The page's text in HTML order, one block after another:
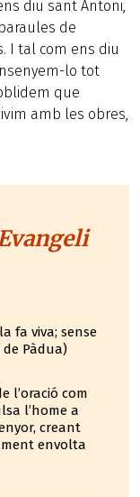
diu sant Antoni,
de
I tal com ens diu
lo tot
que
amb les obres,
fa viva; sense
Pàdua)
l’oració com
l’home a
creant
envolta